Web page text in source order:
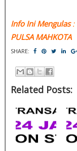
Info Ini Mengulas:
PULSA MAHKOTA
SHARE:
Related Posts: